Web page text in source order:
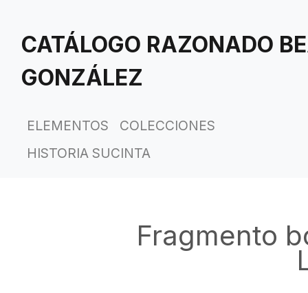
contenido
CATÁLOGO RAZONADO
GONZÁLEZ
ELEMENTOS
COLECCIONES
HISTORIA SUCINTA
Fragmento